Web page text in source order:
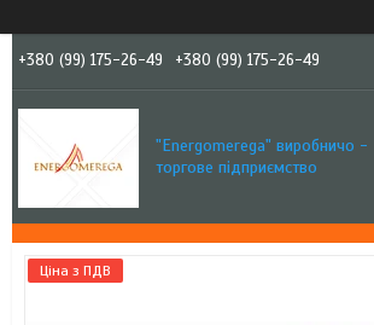
+380 (99) 175-26-49 +380 (99) 175-26-49
"Еnergomerega" виробничо -
торгове підприємство
Ціна з ПДВ